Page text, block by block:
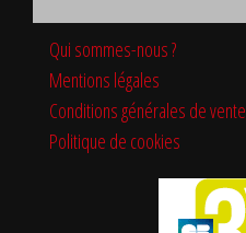
Qui sommes-nous ?
Mentions légales
Conditions générales de vente
Politique de cookies